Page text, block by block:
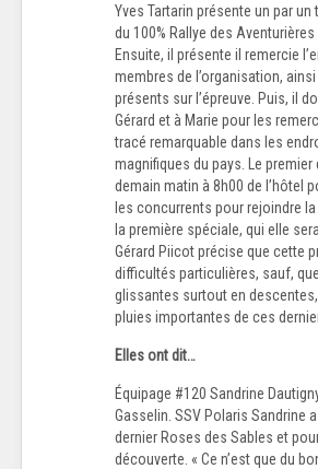
Yves Tartarin présente un par
du 100% Rallye des
Ensuite, il présente il remercie
membres de l’organisation,
présents sur l’épreuve. Puis, il
Gérard et à Marie pour les
tracé remarquable dans les
magnifiques du pays. Le premier
demain matin à 8h00 de l’hôtel
les concurrents pour rejoindre
la première spéciale, qui elle
Gérard Piicot précise que cette
difficultés particulières, sauf,
glissantes surtout en
pluies importantes de ces
Elles ont dit…
Équipage #120 Sandrine
Gasselin. SSV Polaris Sandrine
dernier Roses des Sables et
découverte. « Ce n’est que du